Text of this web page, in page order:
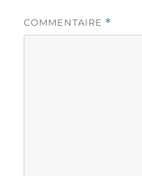
COMMENTAIRE *